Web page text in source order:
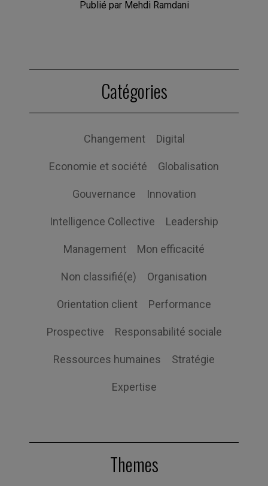
Publié par Mehdi Ramdani
Catégories
Changement Digital
Economie et société Globalisation
Gouvernance Innovation
Intelligence Collective Leadership
Management Mon efficacité
Non classifié(e) Organisation
Orientation client Performance
Prospective Responsabilité sociale
Ressources humaines Stratégie
Expertise
Themes